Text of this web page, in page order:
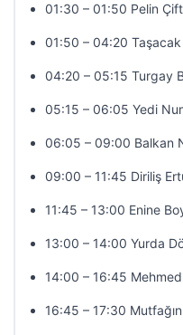
01:30 – 01:50 Pelin
01:50 – 04:20 Taşacak
04:20 – 05:15 Turgay
05:15 – 06:05 Yedi
06:05 – 09:00 Balkan
09:00 – 11:45 Diriliş
11:45 – 13:00 Enine
13:00 – 14:00 Yurda
14:00 – 16:45
16:45 – 17:30